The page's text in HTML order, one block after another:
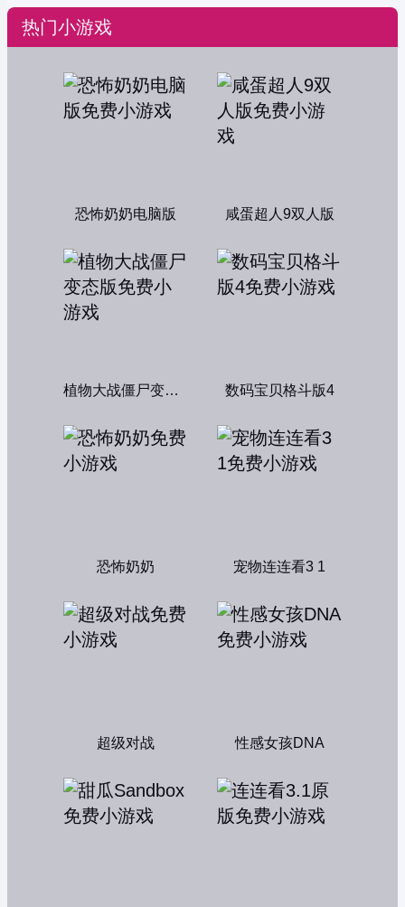
热门小游戏
恐怖奶奶电脑版 咸蛋超人9双人版
植物大战僵尸变态版 数码宝贝格斗版4
恐怖奶奶 宠物连连看3 1
超级对战 性感女孩DNA